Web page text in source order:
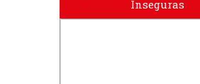
Inseguras